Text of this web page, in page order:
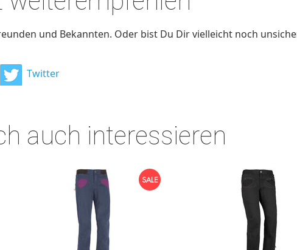
und Bekannten. Oder bist Du Dir vielleicht noch
Twitter
auch interessieren